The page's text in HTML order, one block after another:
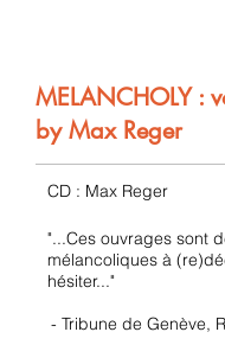
MELANCHOLY :
by Max Reger
CD : Max Reger
"...Ces ouvrages sont
mélancoliques à
hésiter..."
- Tribune de Genève,